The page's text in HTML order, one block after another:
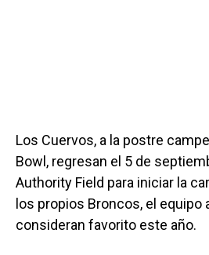
Los Cuervos, a la postre
Bowl, regresan el 5 de
Authority Field para iniciar la
los propios Broncos, el equipo
consideran favorito este año.